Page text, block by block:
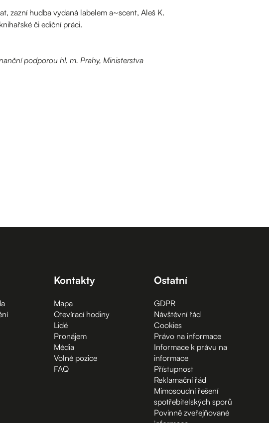
zazní hudba vydaná labelem a~scent, Aleš K.
či ediční práci.
podporou hl. m. Prahy, Ministerstva
Kontakty
Mapa
Otevírací hodiny
Lidé
Pronájem
Média
Volné pozice
FAQ
Ostatní
GDPR
Návštěvní řád
Cookies
Právo na informace
Informace k právu na
informace
Přístupnost
Reklamační řád
Mimosoudní řešení
spotřebitelských sporů
Povinně zveřejňované